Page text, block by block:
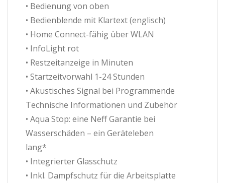
• Bedienung von oben
• Bedienblende mit Klartext (englisch)
• Home Connect-fähig über WLAN
• InfoLight rot
• Restzeitanzeige in Minuten
• Startzeitvorwahl 1-24 Stunden
• Akustisches Signal bei Programmende
Technische Informationen und Zubehör
• Aqua Stop: eine Neff Garantie bei
Wasserschäden – ein Geräteleben
lang*
• Integrierter Glasschutz
• Inkl. Dampfschutz für die Arbeitsplatte